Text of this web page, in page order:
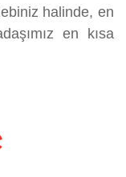
halinde, en
en kısa